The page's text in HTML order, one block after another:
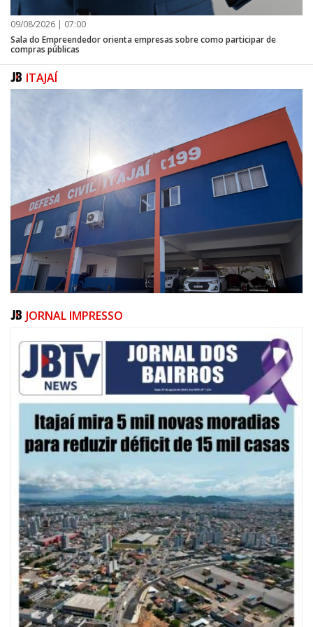
09/08/2026 | 07:00
Sala do Empreendedor orienta empresas sobre como participar de
compras públicas
ITAJAÍ
09/08/2026 | 07:00
Defesa Civil de Itajaí apresentará plano de contingência contra El Niño na
ITAJAÍ
JORNAL IMPRESSO